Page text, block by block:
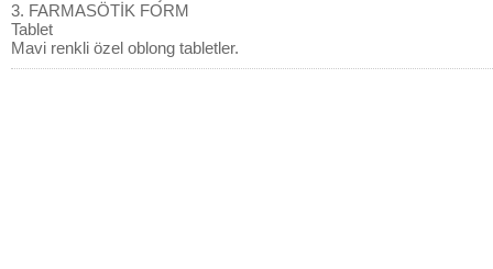
3. FARMASÖTİK FORM
Tablet
Mavi renkli özel oblong tabletler.